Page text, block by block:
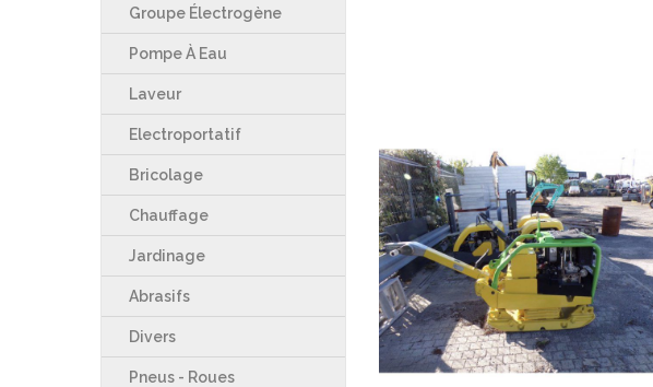
Groupe Électrogène
Pompe À Eau
Laveur
Electroportatif
Bricolage
Chauffage
Jardinage
Abrasifs
Divers
Pneus - Roues